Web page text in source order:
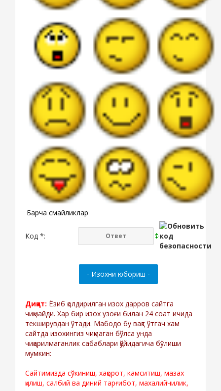
Барча смайликлар
Код *:
Диққат: Ёзиб қолдирилган изох дарров сайтга
чиқмайди. Хар бир изох узоғи билан 24 соат ичида
текширувдан ўтади. Мабодо бу вақт ўтгач хам
сайтда изохингиз чиқмаган бўлса унда
чиқарилмаганлик сабаблари қўйидагича бўлиши
мумкин:
Сайтимизда сўкиниш, хақорот, камситиш, мазах
қилиш, салбий ва диний тарғибот, махалийчилик,